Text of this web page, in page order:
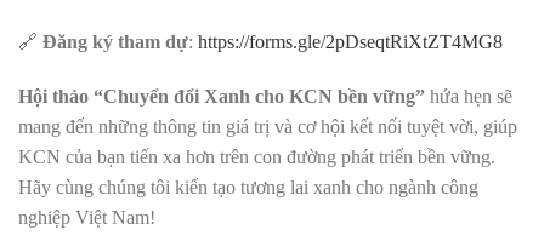
🔗 Đăng ký tham dự: https://forms.gle/2pDseqtRiXtZT4MG8
Hội thảo “Chuyển đổi Xanh cho KCN bền vững” hứa hẹn sẽ
mang đến những thông tin giá trị và cơ hội kết nối tuyệt vời, giúp
KCN của bạn tiến xa hơn trên con đường phát triển bền vững.
Hãy cùng chúng tôi kiến tạo tương lai xanh cho ngành công
nghiệp Việt Nam!